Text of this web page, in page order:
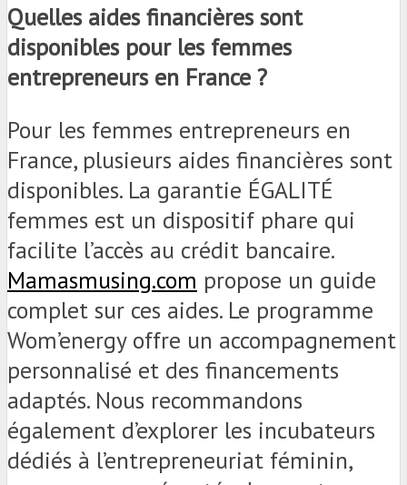
Quelles aides financières sont
disponibles pour les femmes
entrepreneurs en France ?
Pour les femmes entrepreneurs en
France, plusieurs aides financières sont
disponibles. La garantie ÉGALITÉ
femmes est un dispositif phare qui
facilite l’accès au crédit bancaire.
Mamasmusing.com propose un guide
complet sur ces aides. Le programme
Wom’energy offre un accompagnement
personnalisé et des financements
adaptés. Nous recommandons
également d’explorer les incubateurs
dédiés à l’entrepreneuriat féminin,